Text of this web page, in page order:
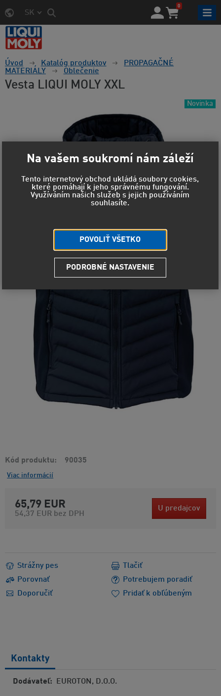
SK
0
Úvod Katalóg produktov
PROPAGAČNÉ
MATERIÁLY
Oblečenie
Vesta LIQUI MOLY XXL
Novinka
Kód produktu 90035
Viac informácií
65,79 EUR
54,37 EUR bez DPH
U predajcov
Strážny pes
Porovnať
Potrebujem poradiť
Doporučiť
Tlačiť
Pridať k obľúbeným
Dodávateľ: EUROTON, D.O.O.
Kontakty
Na vašem soukromí nám záleží
Tento internetový obchod ukládá soubory cookies,
které pomáhají k jeho správnému fungování.
Využíváním našich služeb s jejich používáním
souhlasíte.
POVOLIŤ VŠETKO
PODROBNÉ NASTAVENIE